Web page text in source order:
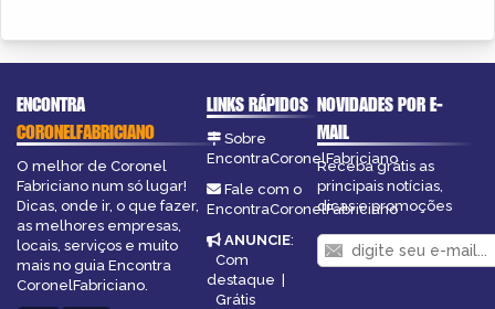
ENCONTRA
CORONELFABRICIANO
O melhor de Coronel
Fabriciano num só lugar!
Dicas, onde ir, o que fazer,
as melhores empresas,
locais, serviços e muito
mais no guia Encontra
CoronelFabriciano.
LINKS RÁPIDOS
Sobre
EncontraCoronelFabriciano
Fale com o
EncontraCoronelFabriciano
ANUNCIE:
Com
destaque |
Grátis
NOVIDADES POR E-
MAIL
Receba grátis as
principais notícias,
dicas e promoções